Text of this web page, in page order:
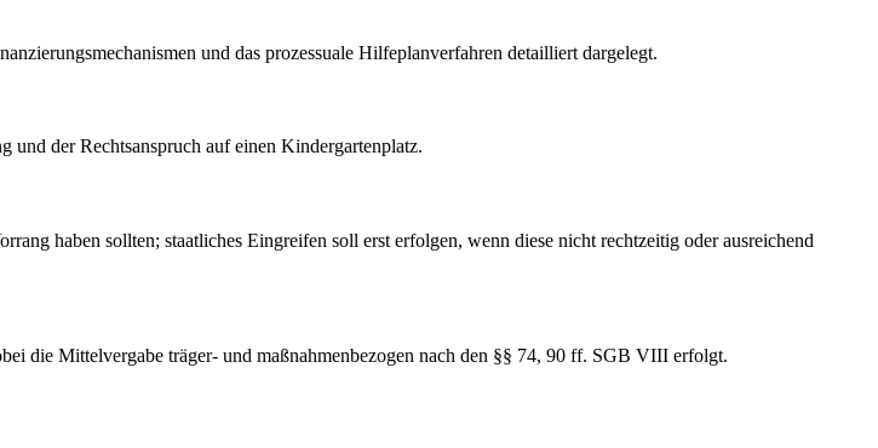
und das prozessuale Hilfeplanverfahren detailliert dargelegt.
der Rechtsanspruch auf einen Kindergartenplatz.
haben sollten; staatliches Eingreifen soll erst erfolgen, wenn diese nicht rechtzeitig oder ausreichend
die Mittelvergabe träger- und maßnahmenbezogen nach den §§ 74, 90 ff. SGB VIII erfolgt.